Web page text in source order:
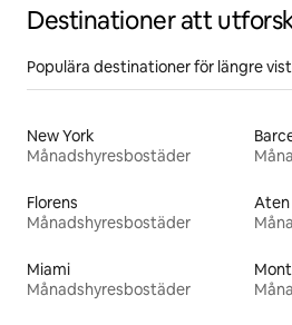
Destinationer att
Populära destinationer för längre
New York
Månadshyresbostäder
Florens
Månadshyresbostäder
Aten
Miami
Månadshyresbostäder